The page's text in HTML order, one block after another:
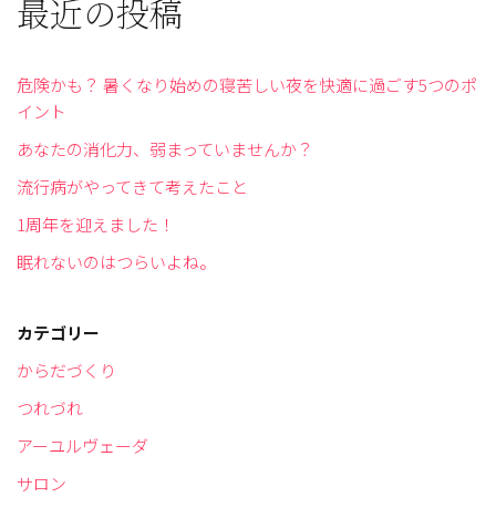
最近の投稿
危険かも？ 暑くなり始めの寝苦しい夜を快適に過ごす5つのポ
イント
あなたの消化力、弱まっていませんか？
流行病がやってきて考えたこと
1周年を迎えました！
眠れないのはつらいよね。
カテゴリー
からだづくり
つれづれ
アーユルヴェーダ
サロン